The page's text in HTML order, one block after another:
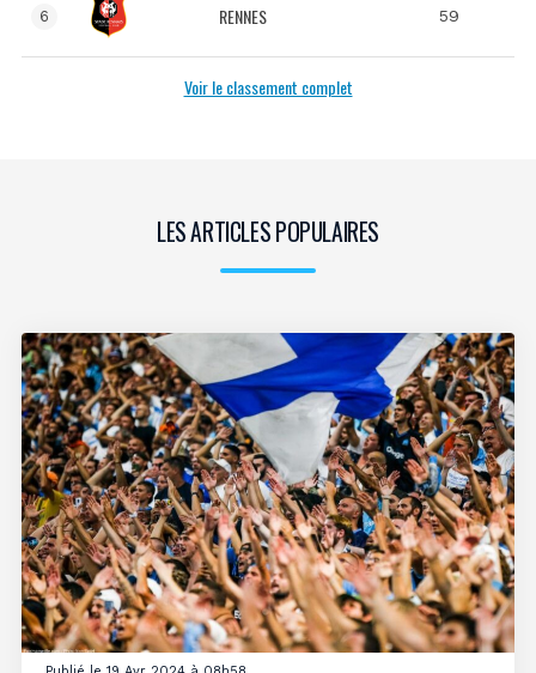
6 RENNES 59
Voir le classement complet
LES ARTICLES POPULAIRES